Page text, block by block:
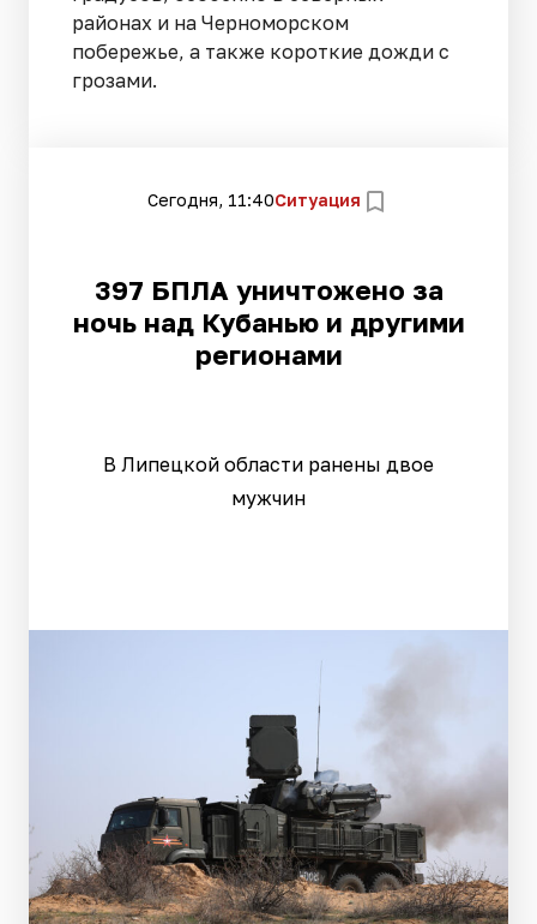
районах и на Черноморском
побережье, а также короткие дожди с
грозами.
Сегодня, 11:40Ситуация
397 БПЛА уничтожено за
ночь над Кубанью и другими
регионами
В Липецкой области ранены двое
мужчин